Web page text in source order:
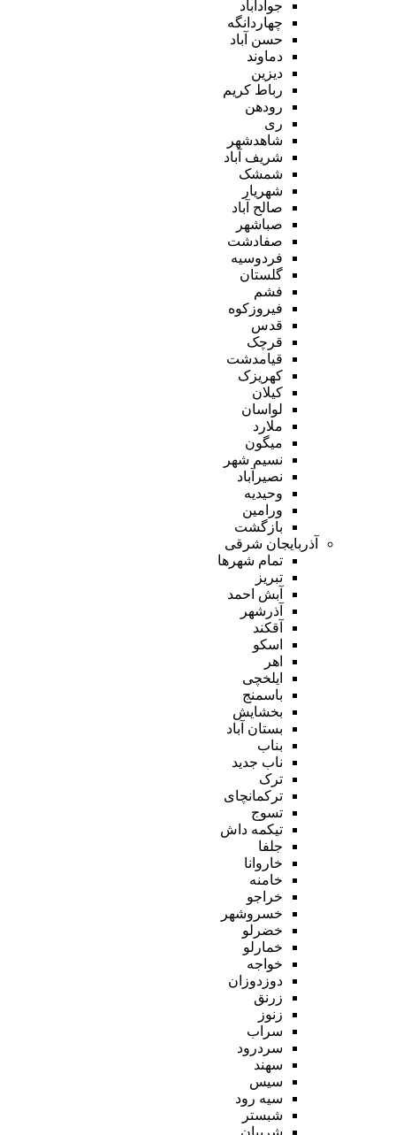
جوادآباد
چهاردانگه
حسن آباد
دماوند
دیزین
رباط کریم
رودهن
ری
شاهدشهر
شریف آباد
شمشک
شهریار
صالح آباد
صباشهر
صفادشت
فردوسیه
گلستان
فشم
فیروزکوه
قدس
قرچک
قیامدشت
کهریزک
کیلان
لواسان
ملارد
میگون
نسیم شهر
نصیرآباد
وحیدیه
ورامین
بازگشت
آذربایجان شرقی
تمام شهر‌ها
تبریز
آبش احمد
آذرشهر
آقکند
اسکو
اهر
ایلخچی
باسمنج
بخشایش
بستان آباد
بناب
ناب جدید
ترک
ترکمانچای
تسوج
تیکمه داش
جلفا
خاروانا
خامنه
خراجو
خسروشهر
خضرلو
خمارلو
خواجه
دوزدوزان
زرنق
زنوز
سراب
سردرود
سهند
سیس
سیه رود
شبستر
شربیان